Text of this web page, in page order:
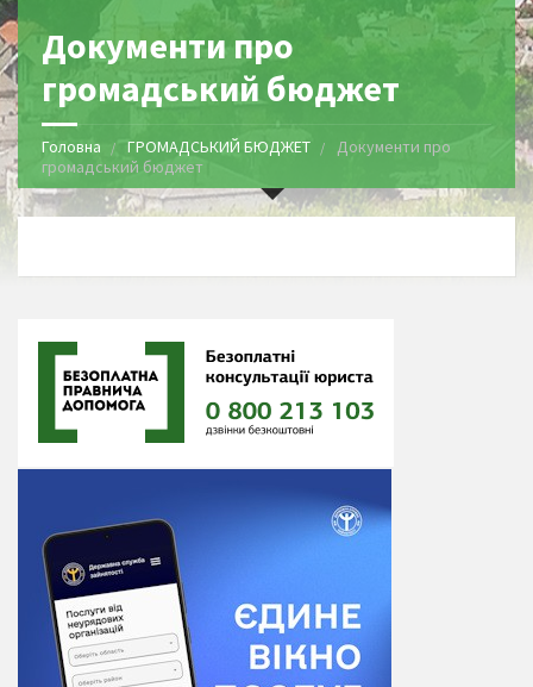
Документи про
громадський бюджет
Головна ГРОМАДСЬКИЙ БЮДЖЕТ
Документи про
громадський бюджет